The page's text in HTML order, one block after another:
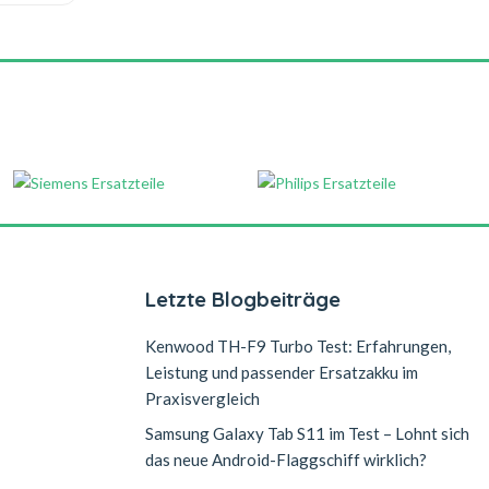
Letzte Blogbeiträge
Kenwood TH-F9 Turbo Test: Erfahrungen,
Leistung und passender Ersatzakku im
Praxisvergleich
Samsung Galaxy Tab S11 im Test – Lohnt sich
das neue Android-Flaggschiff wirklich?